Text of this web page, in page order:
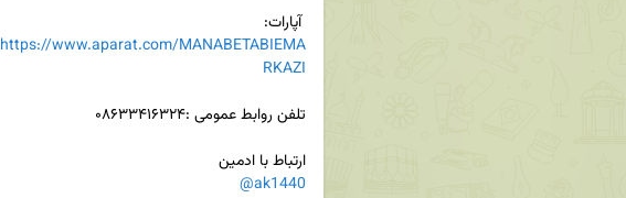
آپارات:
https://www.aparat.com/MANABETABIEMA
RKAZI
ارتباط با ادمین
@ak1440